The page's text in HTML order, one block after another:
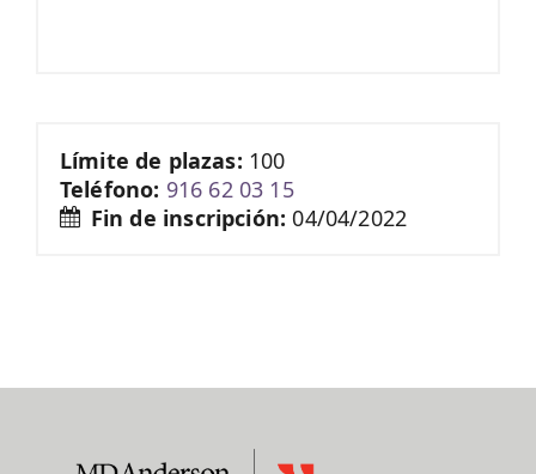
Límite de plazas: 100
Teléfono: 916 62 03 15
Fin de inscripción:04/04/2022